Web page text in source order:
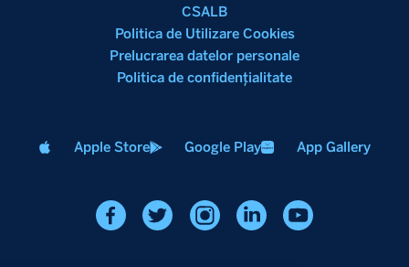
CSALB
Politica de Utilizare Cookies
Prelucrarea datelor personale
Politica de confidenţialitate
Apple Store Google Play App Gallery